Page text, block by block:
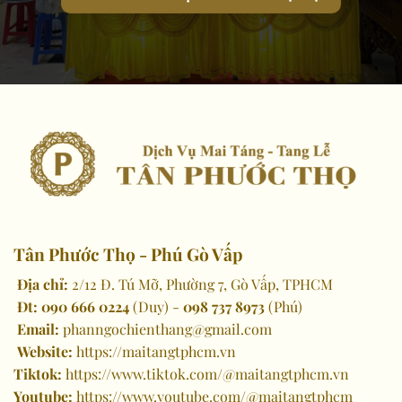
Tân Phước Thọ - Phú Gò Vấp
Địa chỉ: 2/12 Đ. Tú Mỡ, Phường 7, Gò Vấp, TPHCM
Đt: 090 666 0224(Duy) - 098 737 8973(Phú)
Email: phanngochienthang@gmail.com
Website: https://maitangtphcm.vn
Tiktok: https://www.tiktok.com/@maitangtphcm.vn
Youtube: https://www.youtube.com/@maitangtphcm